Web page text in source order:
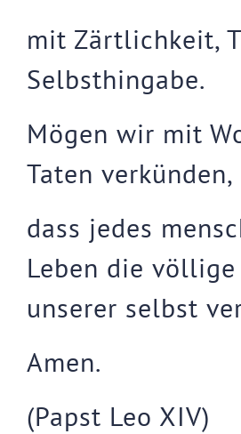
mit Zärtlichkeit,
Selbsthingabe.
Mögen wir mit
Taten verkünden,
dass jedes
Leben die
unserer selbst
Amen.
(Papst Leo XIV)